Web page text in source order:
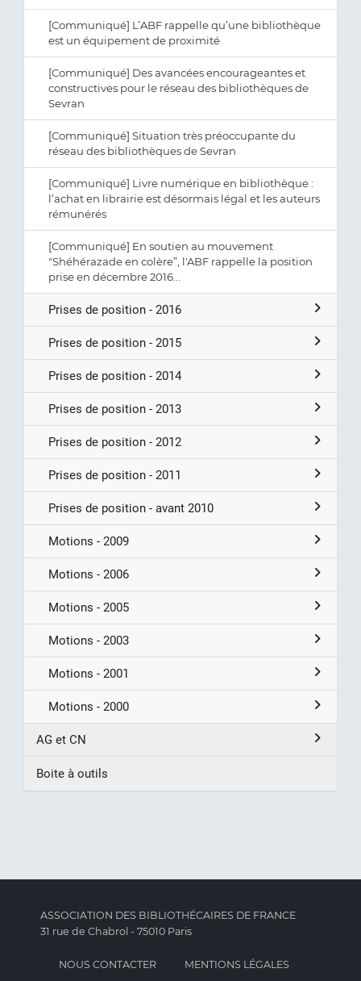
[Communiqué] L’ABF rappelle qu’une bibliothèque
est un équipement de proximité
[Communiqué] Des avancées encourageantes et
constructives pour le réseau des bibliothèques de
Sevran
[Communiqué] Situation très préoccupante du
réseau des bibliothèques de Sevran
[Communiqué] Livre numérique en bibliothèque :
l’achat en librairie est désormais légal et les auteurs
rémunérés
[Communiqué] En soutien au mouvement
"Shéhérazade en colère”, l'ABF rappelle la position
prise en décembre 2016...
Prises de position - 2016
Prises de position - 2015
Prises de position - 2014
Prises de position - 2013
Prises de position - 2012
Prises de position - 2011
Prises de position - avant 2010
Motions - 2009
Motions - 2006
Motions - 2005
Motions - 2003
Motions - 2001
Motions - 2000
AG et CN
Boite à outils
ASSOCIATION DES BIBLIOTHÉCAIRES DE FRANCE
31 rue de Chabrol - 75010 Paris
NOUS CONTACTER MENTIONS LÉGALES